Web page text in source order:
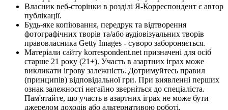
Власник веб-сторінки в розділі Я-Корреспондент є автор
публікації.
Будь-яке копіювання, передрук та відтворення
фотографічних творів та/або аудіовізуальних творів
правовласника Getty Images - суворо забороняється.
Матеріали сайту korrespondent.net призначені для осіб
старше 21 року (21+). Участь в азартних іграх може
викликати ігрову залежність. Дотримуйтесь правил
(принципів) відповідальної гри. При виявленні перших
ознак залежності негайно зверніться до спеціаліста.
Пам'ятайте, що участь в азартних іграх не може бути
джерелом доходів або альтернативою роботі.